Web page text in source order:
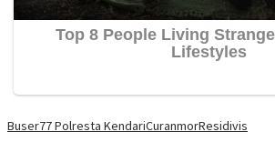
Buser77 Polresta KendariCuranmorResidivis